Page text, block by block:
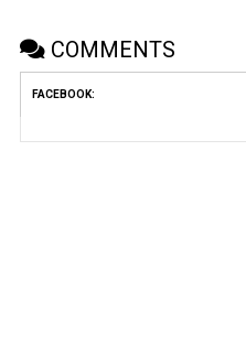
COMMENTS
FACEBOOK: